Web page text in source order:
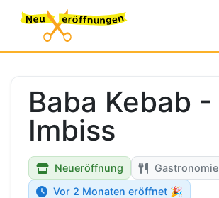
Baba Kebab -
Imbiss
Neueröffnung
Gastronomie
Vor 2 Monaten eröffnet 🎉